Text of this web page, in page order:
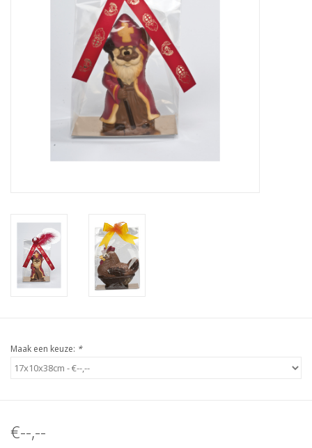
Showroomdagen
Catalogus: luxe dozen
Maak een keuze: *
€--,--